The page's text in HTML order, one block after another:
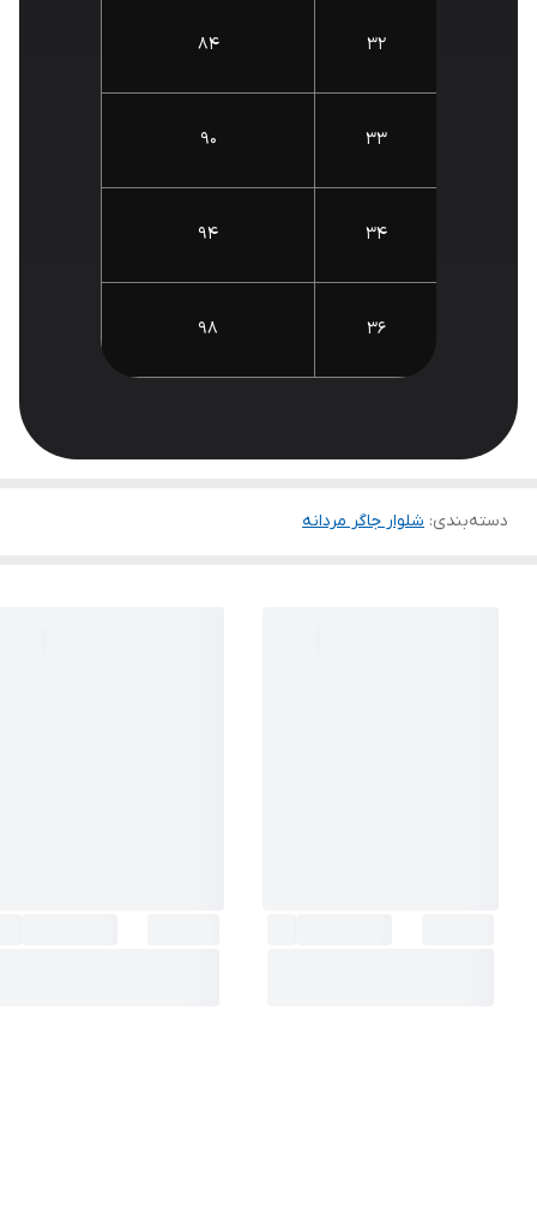
32
84
33
90
34
94
36
98
دسته‌بندی: شلوار جاگر مردانه